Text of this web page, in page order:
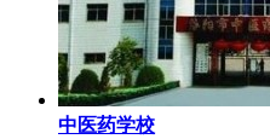
中医药学校